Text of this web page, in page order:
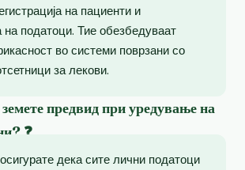
на пациенти и
на податоци. Тие обезбедуваат
во системи поврзани со
за лекови.
предвид при уредување на
❓
дека сите лични податоци